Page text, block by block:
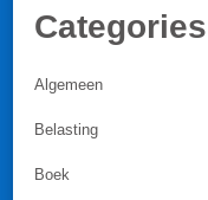
Categories
Algemeen
Belasting
Boek